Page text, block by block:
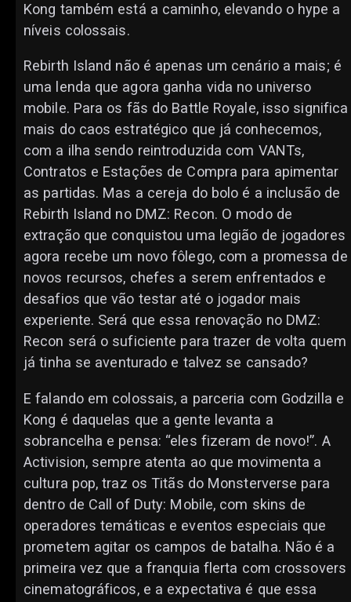
Kong também está a caminho, elevando o hype a
níveis colossais.
Rebirth Island não é apenas um cenário a mais; é
uma lenda que agora ganha vida no universo
mobile. Para os fãs do Battle Royale, isso significa
mais do caos estratégico que já conhecemos,
com a ilha sendo reintroduzida com VANTs,
Contratos e Estações de Compra para apimentar
as partidas. Mas a cereja do bolo é a inclusão de
Rebirth Island no DMZ: Recon. O modo de
extração que conquistou uma legião de jogadores
agora recebe um novo fôlego, com a promessa de
novos recursos, chefes a serem enfrentados e
desafios que vão testar até o jogador mais
experiente. Será que essa renovação no DMZ:
Recon será o suficiente para trazer de volta quem
já tinha se aventurado e talvez se cansado?
E falando em colossais, a parceria com Godzilla e
Kong é daquelas que a gente levanta a
sobrancelha e pensa: “eles fizeram de novo!”. A
Activision, sempre atenta ao que movimenta a
cultura pop, traz os Titãs do Monsterverse para
dentro de Call of Duty: Mobile, com skins de
operadores temáticas e eventos especiais que
prometem agitar os campos de batalha. Não é a
primeira vez que a franquia flerta com crossovers
cinematográficos, e a expectativa é que essa